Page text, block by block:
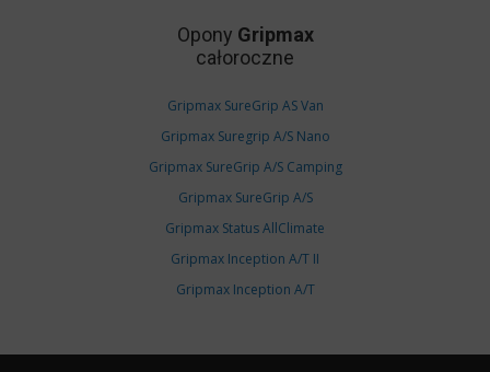
Opony Gripmax
całoroczne
Gripmax SureGrip AS Van
Gripmax Suregrip A/S Nano
Gripmax SureGrip A/S Camping
Gripmax SureGrip A/S
Gripmax Status AllClimate
Gripmax Inception A/T II
Gripmax Inception A/T